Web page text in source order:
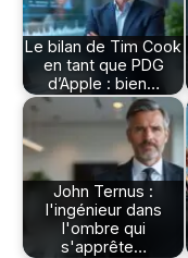
Le bilan de Tim Cook
en tant que PDG
d’Apple : bien…
John Ternus :
l'ingénieur dans
l'ombre qui
s'apprête…